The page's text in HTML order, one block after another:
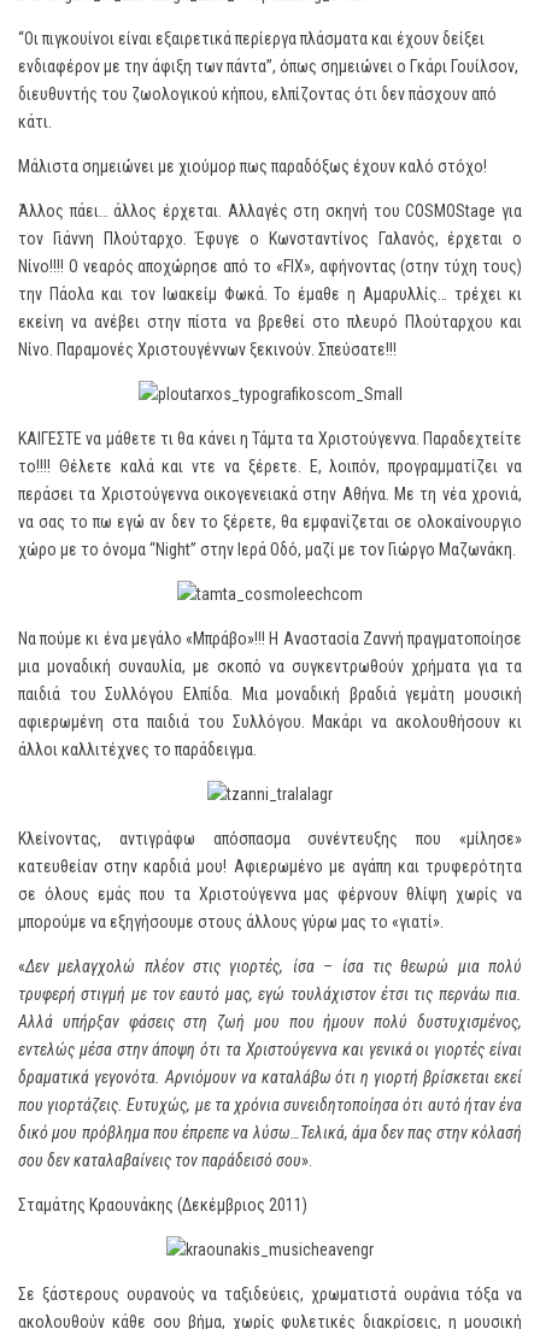
“Οι πιγκουίνοι είναι εξαιρετικά περίεργα πλάσματα και έχουν δείξει
ενδιαφέρον με την άφιξη των πάντα”, όπως σημειώνει ο Γκάρι Γουίλσον,
διευθυντής του ζωολογικού κήπου, ελπίζοντας ότι δεν πάσχουν από
κάτι.
Μάλιστα σημειώνει με χιούμορ πως παραδόξως έχουν καλό στόχο!
Άλλος πάει… άλλος έρχεται. Αλλαγές στη σκηνή του COSMOStage για
τον Γιάννη Πλούταρχο. Έφυγε ο Κωνσταντίνος Γαλανός, έρχεται ο
Νίνο!!!! Ο νεαρός αποχώρησε από το «FIX», αφήνοντας (στην τύχη τους)
την Πάολα και τον Ιωακείμ Φωκά. Το έμαθε η Αμαρυλλίς… τρέχει κι
εκείνη να ανέβει στην πίστα να βρεθεί στο πλευρό Πλούταρχου και
Νίνο. Παραμονές Χριστουγέννων ξεκινούν. Σπεύσατε!!!
ΚΑΙΓΕΣΤΕ να μάθετε τι θα κάνει η Τάμτα τα Χριστούγεννα. Παραδεχτείτε
το!!!! Θέλετε καλά και ντε να ξέρετε. Ε, λοιπόν, προγραμματίζει να
περάσει τα Χριστούγεννα οικογενειακά στην Αθήνα. Με τη νέα χρονιά,
να σας το πω εγώ αν δεν το ξέρετε, θα εμφανίζεται σε ολοκαίνουργιο
χώρο με το όνομα “Night” στην Ιερά Οδό, μαζί με τον Γιώργο Μαζωνάκη.
Να πούμε κι ένα μεγάλο «Μπράβο»!!! Η Αναστασία Ζαννή πραγματοποίησε
μια μοναδική συναυλία, με σκοπό να συγκεντρωθούν χρήματα για τα
παιδιά του Συλλόγου Ελπίδα. Μια μοναδική βραδιά γεμάτη μουσική
αφιερωμένη στα παιδιά του Συλλόγου. Μακάρι να ακολουθήσουν κι
άλλοι καλλιτέχνες το παράδειγμα.
Κλείνοντας, αντιγράφω απόσπασμα συνέντευξης που «μίλησε»
κατευθείαν στην καρδιά μου! Αφιερωμένο με αγάπη και τρυφερότητα
σε όλους εμάς που τα Χριστούγεννα μας φέρνουν θλίψη χωρίς να
μπορούμε να εξηγήσουμε στους άλλους γύρω μας το «γιατί».
«Δεν μελαγχολώ πλέον στις γιορτές, ίσα – ίσα τις θεωρώ μια πολύ
τρυφερή στιγμή με τον εαυτό μας, εγώ τουλάχιστον έτσι τις περνάω πια.
Αλλά υπήρξαν φάσεις στη ζωή μου που ήμουν πολύ δυστυχισμένος,
εντελώς μέσα στην άποψη ότι τα Χριστούγεννα και γενικά οι γιορτές είναι
δραματικά γεγονότα. Αρνιόμουν να καταλάβω ότι η γιορτή βρίσκεται εκεί
που γιορτάζεις. Ευτυχώς, με τα χρόνια συνειδητοποίησα ότι αυτό ήταν ένα
δικό μου πρόβλημα που έπρεπε να λύσω…Τελικά, άμα δεν πας στην κόλασή
σου δεν καταλαβαίνεις τον παράδεισό σου».
Σταμάτης Κραουνάκης (Δεκέμβριος 2011)
Σε ξάστερους ουρανούς να ταξιδεύεις, χρωματιστά ουράνια τόξα να
ακολουθούν κάθε σου βήμα, χωρίς φυλετικές διακρίσεις, η μουσική